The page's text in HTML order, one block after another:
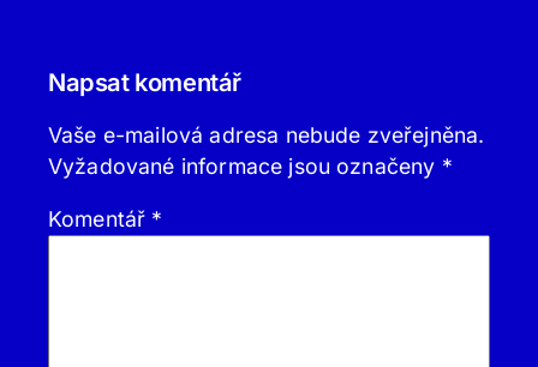
Napsat komentář
Vaše e-mailová adresa nebude zveřejněna.
Vyžadované informace jsou označeny *
Komentář *